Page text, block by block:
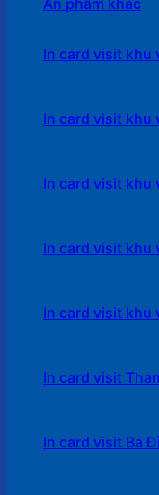
In card visit khu
In card visit khu
In card visit khu
In card visit khu
In card visit khu
In card visit
In card visit Ba